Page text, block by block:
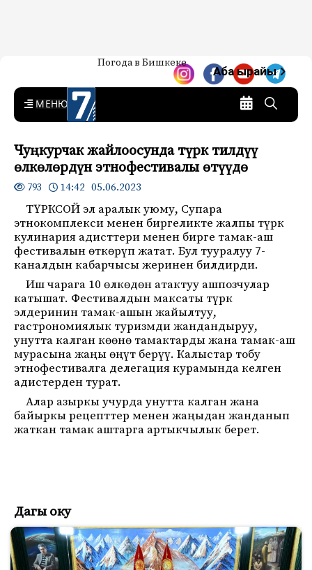
7-канал. Жаңылыктар —
Кыргызстан
Жаңылыктар — Кыргызстан
Погода в Бишкеке
Аба ырайы
MENU
Чуңкурчак жайлоосунда түрк тилдүү
өлкөлөрдүн этнофестивалы өтүүдө
793 14:42 05.06.2023
ТҮРКСОЙ эл аралык уюму, Супара
этнокомплекси менен биргеликте жалпы түрк
кулинария адисттери менен бирге тамак-аш
фестивалын өткөрүп жатат. Бул тууралуу 7-
каналдын кабарчысы жеринен билдирди.
Иш чарага 10 өлкөдөн атактуу ашпозчулар
катышат. Фестивалдын максаты түрк
элдеринин тамак-ашын жайылтуу,
гастрономиялык туризмди жандандыруу,
унутта калган көөнө тамактарды жана тамак-аш
мурасына жаңы өңүт берүү. Калыстар тобу
этнофестивалга делегация курамында келген
адистерден турат.
Алар азыркы учурда унутта калган жана
байыркы рецепттер менен жаңыдан жанданып
жаткан тамак аштарга артыкчылык берет.
Дагы оку